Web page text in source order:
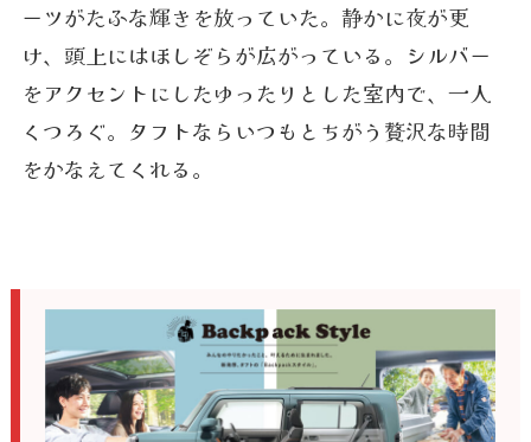
ーツがたふな輝きを放っていた。静かに夜が更
け、頭上にはほしぞらが広がっている。シルバー
をアクセントにしたゆったりとした室内で、一人
くつろぐ。タフトならいつもとちがう贅沢な時間
をかなえてくれる。